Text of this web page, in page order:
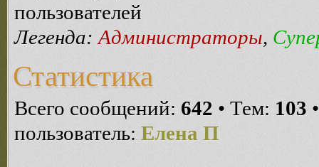
пользователей
Легенда: Администраторы,
Статистика
Всего сообщений: 642 • Тем: 103
пользователь: Елена П